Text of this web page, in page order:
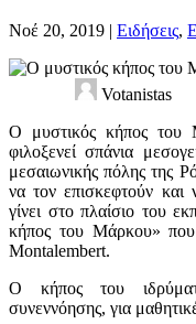
Νοέ 20, 2019 | Ειδήσεις,
Votanistas
Ο μυστικός κήπος του
φιλοξενεί σπάνια
μεσαιωνικής πόλης της
να τον επισκεφτούν
γίνει στο πλαίσιο του
κήπος του Μάρκου»
Montalembert.
Ο κήπος του
συνεννόησης, για